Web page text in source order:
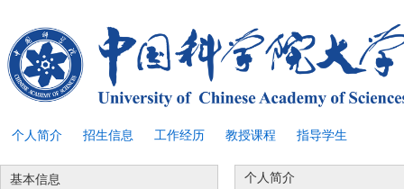
个人简介 招生信息 工作经历 教授课程 指导学生
基本信息 个人简介